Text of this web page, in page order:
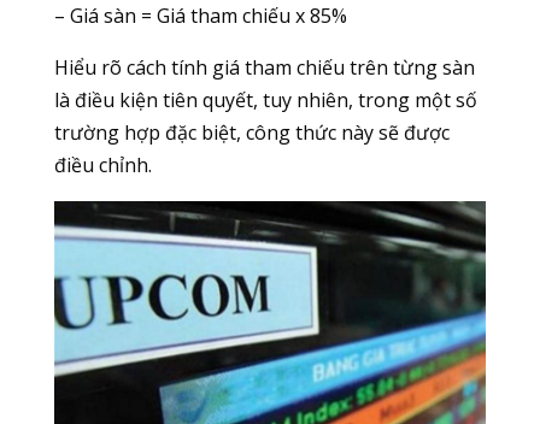
– Giá sàn = Giá tham chiếu x 85%
Hiểu rõ cách tính giá tham chiếu trên từng sàn
là điều kiện tiên quyết, tuy nhiên, trong một số
trường hợp đặc biệt, công thức này sẽ được
điều chỉnh.